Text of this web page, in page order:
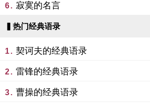
6. 寂寞的名言
▍热门经典语录
1. 契诃夫的经典语录
2. 雷锋的经典语录
3. 曹操的经典语录